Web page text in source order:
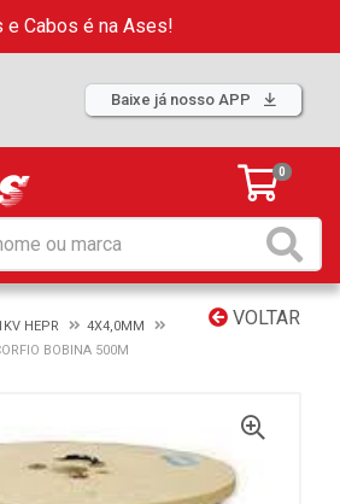
e Cabos é na Ases!
Baixe já nosso APP
0
VOLTAR
HEPR
4X4,0MM
BOBINA 500M